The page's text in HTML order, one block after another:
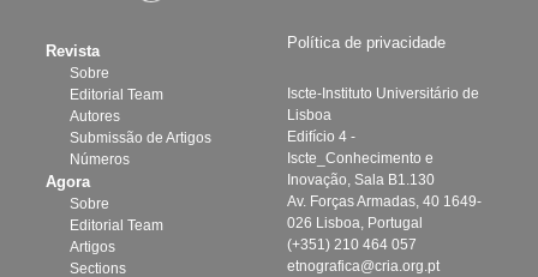
Revista
Sobre
Editorial Team
Autores
Submissão de Artigos
Números
Agora
Sobre
Editorial Team
Artigos
Sections
Política de privacidade
Iscte-Instituto Universitário de
Lisboa
Edifício 4 -
Iscte_Conhecimento e
Inovação, Sala B1.130
Av. Forças Armadas, 40 1649-
026 Lisboa, Portugal
(+351) 210 464 057
etnografica@cria.org.pt